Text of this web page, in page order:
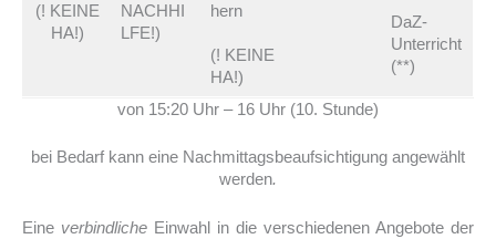
(! KEINE
HA!)
NACHHI
LFE!)
hern
(! KEINE
HA!)
DaZ-
Unterricht
(**)
von 15:20 Uhr – 16 Uhr (10. Stunde)
bei Bedarf kann eine Nachmittagsbeaufsichtigung angewählt
werden.
Eine verbindliche Einwahl in die verschiedenen Angebote der